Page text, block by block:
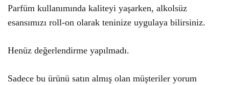
Parfüm kullanımında kaliteyi yaşarken, alkolsüz
esansımızı roll-on olarak teninize uygulaya bilirsiniz.
Henüz değerlendirme yapılmadı.
Sadece bu ürünü satın almış olan müşteriler yorum